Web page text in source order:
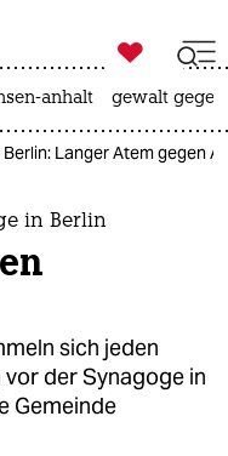

taz zahl ich
anhalt gewalt
Langer Atem gegen
in Berlin
sich jeden
der Synagoge in
Gemeinde